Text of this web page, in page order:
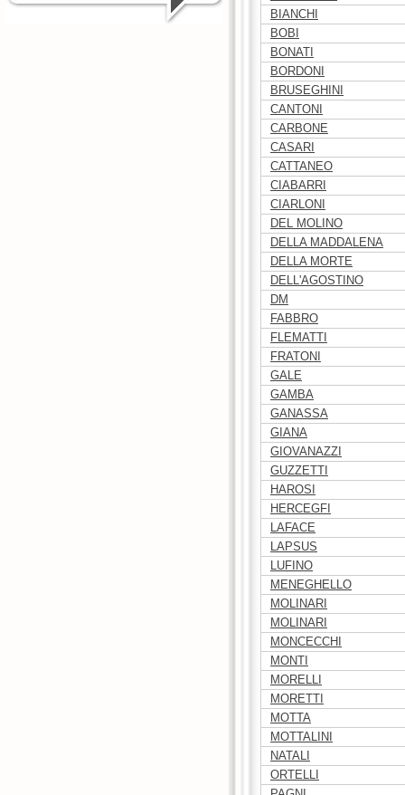
BIANCHI
BOBI
BONATI
BORDONI
BRUSEGHINI
CANTONI
CARBONE
CASARI
CATTANEO
CIABARRI
CIARLONI
DEL MOLINO
DELLA MADDALENA
DELLA MORTE
DELL'AGOSTINO
DM
FABBRO
FLEMATTI
FRATONI
GALE
GAMBA
GANASSA
GIANA
GIOVANAZZI
GUZZETTI
HAROSI
HERCEGFI
LAFACE
LAPSUS
LUFINO
MENEGHELLO
MOLINARI
MOLINARI
MONCECCHI
MONTI
MORELLI
MORETTI
MOTTA
MOTTALINI
NATALI
ORTELLI